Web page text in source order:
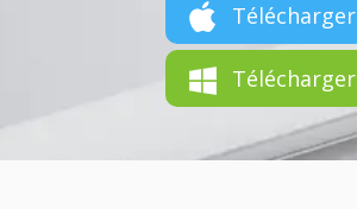
Télécharger
Télécharger